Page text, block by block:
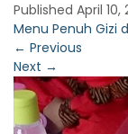
Published April 10,
Menu Penuh Gizi
← Previous
Next →